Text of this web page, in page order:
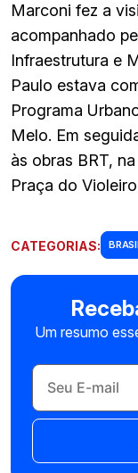
Marconi fez a
acompanhado
Infraestrutura e
Paulo estava
Programa
Melo. Em
às obras BRT,
Praça do
CATEGORIAS:
Um resumo